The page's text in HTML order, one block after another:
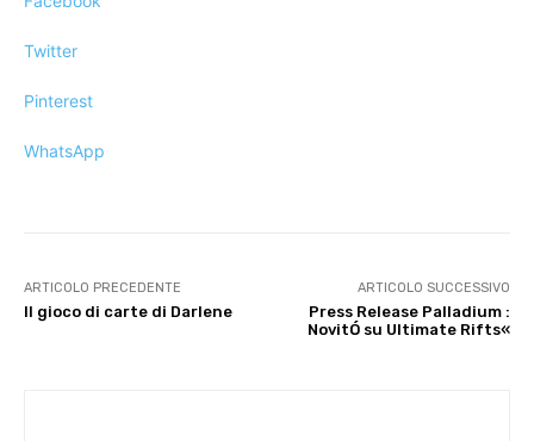
Twitter
Pinterest
WhatsApp
ARTICOLO PRECEDENTE
Il gioco di carte di Darlene
ARTICOLO SUCCESSIVO
Press Release Palladium :
NovitÓ su Ultimate Rifts«